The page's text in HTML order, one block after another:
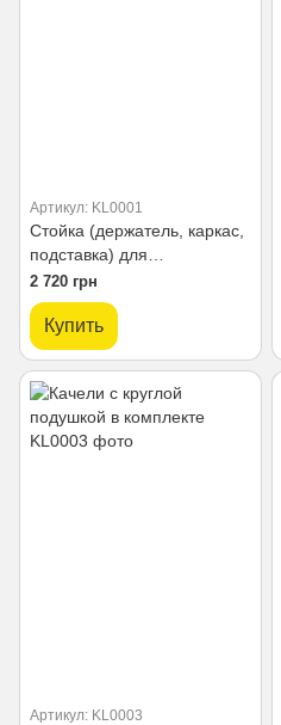
Артикул: KL0001
Стойка (держатель, каркас,
подставка) для
одноместной качели
2 720 грн
Купить
Артикул: KL0003